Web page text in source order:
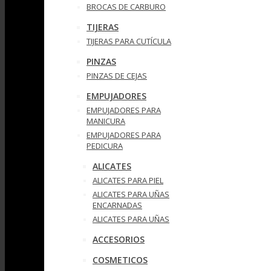
BROCAS DE CARBURO
TIJERAS
TIJERAS PARA CUTÍCULA
PINZAS
PINZAS DE CEJAS
EMPUJADORES
EMPUJADORES PARA
MANICURA
EMPUJADORES PARA
PEDICURA
ALICATES
ALICATES PARA PIEL
ALICATES PARA UÑAS
ENCARNADAS
ALICATES PARA UÑAS
ACCESORIOS
COSMETICOS